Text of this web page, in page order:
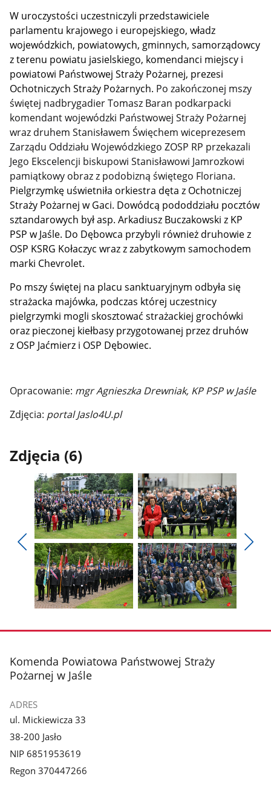
W uroczystości uczestniczyli przedstawiciele
parlamentu krajowego i europejskiego, władz
wojewódzkich, powiatowych, gminnych, samorządowcy
z terenu powiatu jasielskiego, komendanci miejscy i
powiatowi Państwowej Straży Pożarnej, prezesi
Ochotniczych Straży Pożarnych. Po zakończonej mszy
świętej nadbrygadier Tomasz Baran podkarpacki
komendant wojewódzki Państwowej Straży Pożarnej
wraz druhem Stanisławem Święchem wiceprezesem
Zarządu Oddziału Wojewódzkiego ZOSP RP przekazali
Jego Ekscelencji biskupowi Stanisławowi Jamrozkowi
pamiątkowy obraz z podobizną świętego Floriana.
Pielgrzymkę uświetniła orkiestra dęta z Ochotniczej
Straży Pożarnej w Gaci. Dowódcą pododdziału pocztów
sztandarowych był asp. Arkadiusz Buczakowski z KP
PSP w Jaśle. Do Dębowca przybyli również druhowie z
OSP KSRG Kołaczyc wraz z zabytkowym samochodem
marki Chevrolet.
Po mszy świętej na placu sanktuaryjnym odbyła się
strażacka majówka, podczas której uczestnicy
pielgrzymki mogli skosztować strażackiej grochówki
oraz pieczonej kiełbasy przygotowanej przez druhów
z OSP Jaćmierz i OSP Dębowiec.
Opracowanie: mgr Agnieszka Drewniak, KP PSP w Jaśle
Zdjęcia: portal Jaslo4U.pl
Zdjęcia (6)
Pokaż
poprzednie
zdjęcia
Pokaż
zdjęcie
1
z
galerii.
Pokaż
zdjęcie
2
z
galerii.
zdjęcie
galerii.
zdjęcie
z
galerii.
stopka
Komenda Powiatowa Państwowej Straży
Pożarnej w Jaśle
ADRES
ul. Mickiewicza 33
38-200 Jasło
NIP 6851953619
Regon 370447266